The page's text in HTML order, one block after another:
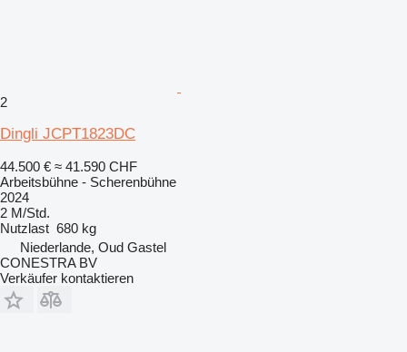
2
Dingli JCPT1823DC
44.500 € ≈ 41.590 CHF
Arbeitsbühne - Scherenbühne
2024
2 M/Std.
Nutzlast 680 kg
Niederlande, Oud Gastel
CONESTRA BV
Verkäufer kontaktieren